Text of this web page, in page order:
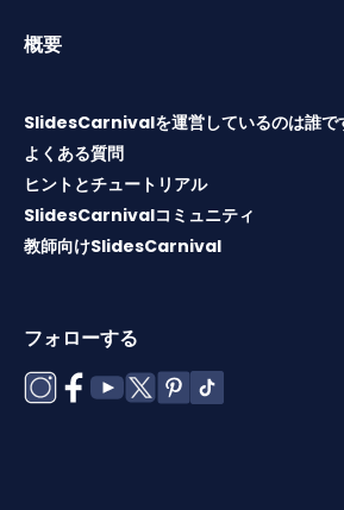
概要
SlidesCarnivalを運営しているのは誰で
よくある質問
ヒントとチュートリアル
SlidesCarnivalコミュニティ
教師向けSlidesCarnival
フォローする